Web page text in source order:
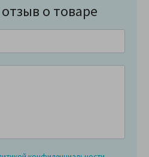
о товаре